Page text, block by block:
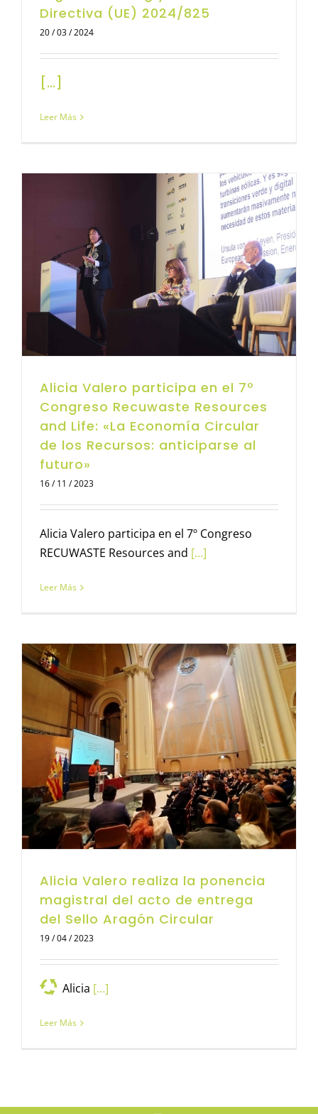
Directiva (UE) 2024/825
20 / 03 / 2024
[…]
Leer Más
Alicia Valero participa en el 7º
Congreso Recuwaste Resources
and Life: «La Economía Circular
de los Recursos: anticiparse al
futuro»
16 / 11 / 2023
Alicia Valero participa en el 7º Congreso
RECUWASTE Resources and […]
Leer Más
Alicia Valero realiza la ponencia
magistral del acto de entrega
del Sello Aragón Circular
19 / 04 / 2023
Alicia […]
Leer Más